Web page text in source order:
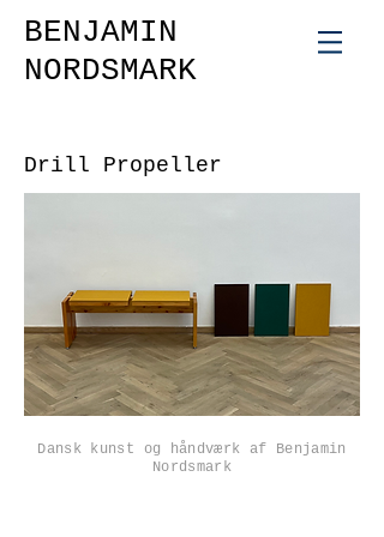
BENJAMIN
NORDSMARK
Drill Propeller
Dansk kunst og håndværk af Benjamin
Nordsmark